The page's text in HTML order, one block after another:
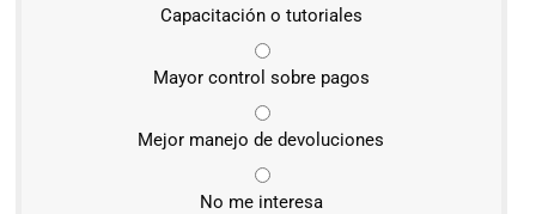
Capacitación o tutoriales
Mayor control sobre pagos
Mejor manejo de devoluciones
No me interesa